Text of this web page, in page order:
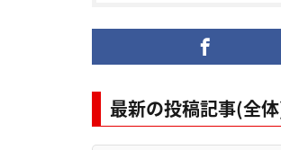
最新の投稿記事(全